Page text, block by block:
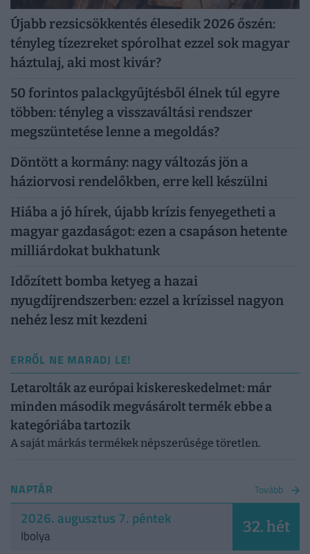
Újabb rezsicsökkentés élesedik 2026 őszén:
tényleg tízezreket spórolhat ezzel sok magyar
háztulaj, aki most kivár?
50 forintos palackgyűjtésből élnek túl egyre
többen: tényleg a visszaváltási rendszer
megszüntetése lenne a megoldás?
Döntött a kormány: nagy változás jön a
háziorvosi rendelőkben, erre kell készülni
Hiába a jó hírek, újabb krízis fenyegetheti a
magyar gazdaságot: ezen a csapáson hetente
milliárdokat bukhatunk
Időzített bomba ketyeg a hazai
nyugdíjrendszerben: ezzel a krízissel nagyon
nehéz lesz mit kezdeni
ERRŐL NE MARADJ LE!
Letarolták az európai kiskereskedelmet: már
minden második megvásárolt termék ebbe a
kategóriába tartozik
A saját márkás termékek népszerűsége töretlen.
NAPTÁR Tovább
2026. augusztus 7. péntek
Ibolya 32. hét